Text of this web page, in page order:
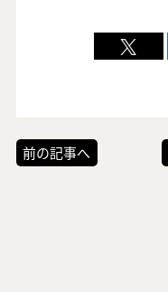
前の記事へ